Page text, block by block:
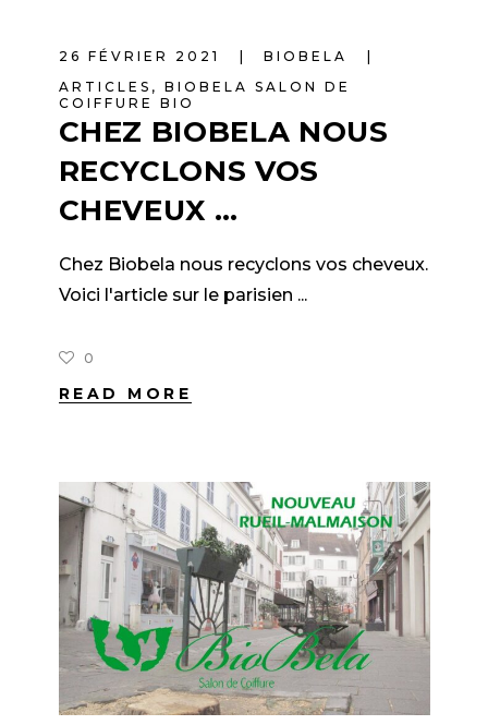
26 FÉVRIER 2021
BIOBELA
ARTICLES , BIOBELA SALON DE
COIFFURE BIO
CHEZ BIOBELA NOUS
RECYCLONS VOS
CHEVEUX …
Chez Biobela nous recyclons vos cheveux.
Voici l'article sur le parisien
0
READ MORE